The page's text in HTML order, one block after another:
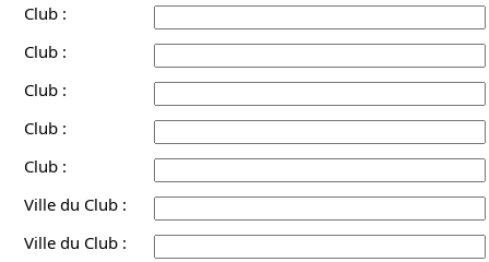
Club :
Club :
Club :
Club :
Club :
Ville du Club :
Ville du Club :